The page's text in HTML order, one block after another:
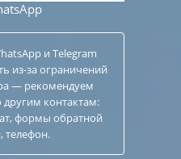
и Telegram
из-за ограничений
— рекомендуем
другим контактам:
формы обратной
телефон.